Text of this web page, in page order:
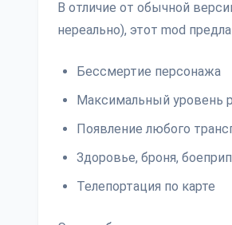
В отличие от обычной
нереально), этот mod
Бессмертие персонажа
Максимальный уровень
Появление любого
Здоровье, броня,
Телепортация по карте